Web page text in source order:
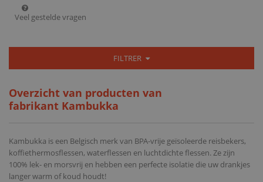
Veel gestelde vragen
FILTRER
Overzicht van producten van
fabrikant Kambukka
Kambukka is een Belgisch merk van BPA-vrije geïsoleerde reisbekers,
koffiethermosflessen, waterflessen en luchtdichte flessen. Ze zijn
100% lek- en morsvrij en hebben een perfecte isolatie die uw drankjes
langer warm of koud houdt!